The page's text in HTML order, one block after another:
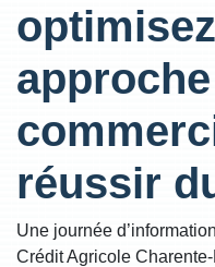
approche
réussir
Une journée
Crédit Agricole